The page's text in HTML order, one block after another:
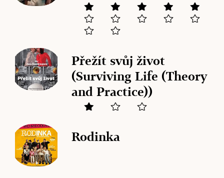
Přežít svůj život
(Surviving Life (Theory
and Practice))
Rodinka